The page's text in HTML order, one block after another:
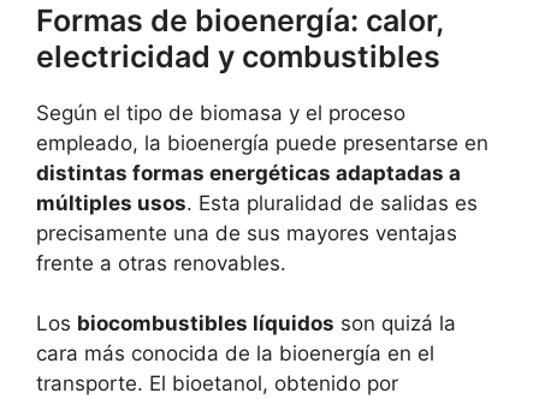
Formas de bioenergía: calor,
electricidad y combustibles
Según el tipo de biomasa y el proceso
empleado, la bioenergía puede presentarse en
distintas formas energéticas adaptadas a
múltiples usos. Esta pluralidad de salidas es
precisamente una de sus mayores ventajas
frente a otras renovables.
Los biocombustibles líquidos son quizá la
cara más conocida de la bioenergía en el
transporte. El bioetanol, obtenido por